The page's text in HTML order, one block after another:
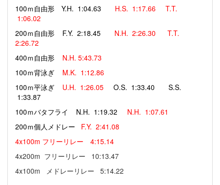
100ｍ自由形 Y.H. 1:04.63 H.S. 1:17.66 T.T.
1:06.02
200ｍ自由形 F.Y. 2:18.45 N.H. 2:26.30 T.T.
2:26.72
400ｍ自由形 N.H. 5:43.73
100ｍ背泳ぎ M.K. 1:12.86
100ｍ平泳ぎ U.H. 1:26.05 O.S. 1:33.40 S.S.
1:33.87
100ｍバタフライ N.H. 1:19.32 N.H. 1:07.61
200ｍ個人メドレー F.Y. 2:41.08
4x100m フリーリレー 4:15.14
4x200m フリーリレー 10:13.47
4x100m メドレーリレー 5:14.22